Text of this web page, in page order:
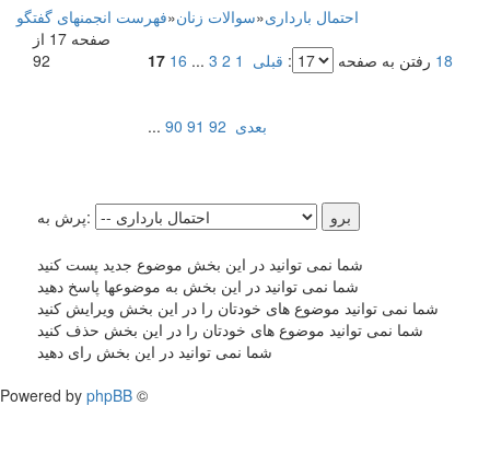
فهرست انجمنهای گفتگو»سوالات زنان»احتمال بارداری
صفحه 17 از
92
رفتن به صفحه : قبلی 1
2
3
...
16
17 18
... 90 91 92 بعدی
پرش به:
شما نمی توانید در این بخش موضوع جدید پست کنید
شما نمی توانید در این بخش به موضوعها پاسخ دهید
شما نمی توانید موضوع های خودتان را در این بخش ویرایش کنید
شما نمی توانید موضوع های خودتان را در این بخش حذف کنید
شما نمی توانید در این بخش رای دهید
Powered by phpBB ©